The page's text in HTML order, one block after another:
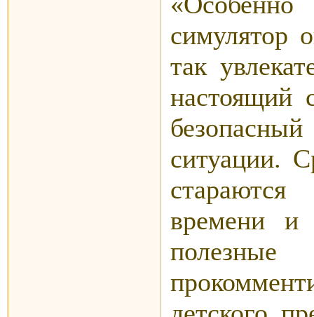
симулятор
так
настоящий
безопасный
ситуации.
времени и